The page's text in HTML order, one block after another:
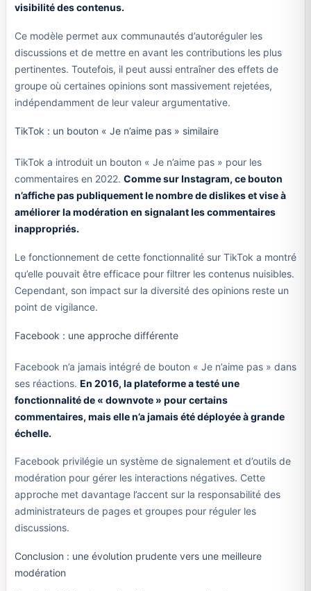
visibilité des contenus.
Ce modèle permet aux communautés d’autoréguler les
discussions et de mettre en avant les contributions les plus
pertinentes. Toutefois, il peut aussi entraîner des effets de
groupe où certaines opinions sont massivement rejetées,
indépendamment de leur valeur argumentative.
TikTok : un bouton « Je n’aime pas » similaire
TikTok a introduit un bouton « Je n’aime pas » pour les
commentaires en 2022. Comme sur Instagram, ce bouton
n’affiche pas publiquement le nombre de dislikes et vise à
améliorer la modération en signalant les commentaires
inappropriés.
Le fonctionnement de cette fonctionnalité sur TikTok a montré
qu’elle pouvait être efficace pour filtrer les contenus nuisibles.
Cependant, son impact sur la diversité des opinions reste un
point de vigilance.
Facebook : une approche différente
Facebook n’a jamais intégré de bouton « Je n’aime pas » dans
ses réactions. En 2016, la plateforme a testé une
fonctionnalité de « downvote » pour certains
commentaires, mais elle n’a jamais été déployée à grande
échelle.
Facebook privilégie un système de signalement et d’outils de
modération pour gérer les interactions négatives. Cette
approche met davantage l’accent sur la responsabilité des
administrateurs de pages et groupes pour réguler les
discussions.
Conclusion : une évolution prudente vers une meilleure
modération